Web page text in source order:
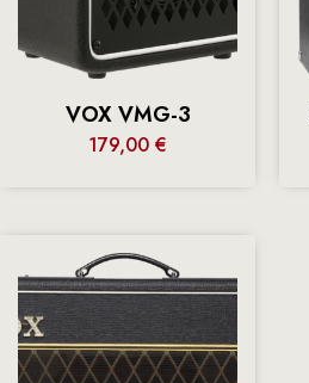
VOX VMG-3
179,00 €